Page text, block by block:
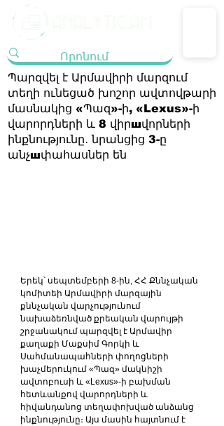
Պարզվել է Արմավիրի մարզում
տեղի ունեցած խոշոր ավտովթարի
մասնակից «Պազ»-ի, «Lexus»-ի
վարորդների և 8 վիրшվորների
ինքնությունը․ նրանցից 3-ը
անչшփահասներ են
Երեկ՝ սեպտեմբերի 8-ին, ՀՀ Քննչական
կոմիտեի Արմավիրի մարզային
քննչական վարչությունում
նախաձեռնված քրեական վարույթի
շրջանակում պարզվել է Արմավիր
քաղաքի Մաքսիմ Գորկի և
Սահմանապահների փողոցների
խաչմերուկում «Պազ» մակնիշի
ավտոբուսի և «Lexus»-ի բախման
հետևանքով վարորդների և
հիվանդանոց տեղափոխված անձանց
ինքնությունը։ Այս մասին հայտնում է